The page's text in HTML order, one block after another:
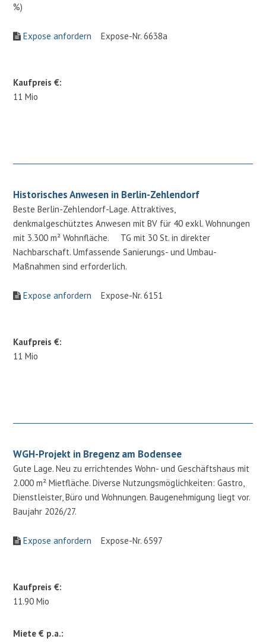
%)
Expose anfordern Expose-Nr. 6638a
Kaufpreis €:
11 Mio
Historisches Anwesen in Berlin-Zehlendorf
Beste Berlin-Zehlendorf-Lage. Attraktives,
denkmalgeschütztes Anwesen mit BV für 40 exkl. Wohnungen
mit 3.300 m² Wohnfläche. TG mit 30 St. in direkter
Nachbarschaft. Umfassende Sanierungs- und Umbau-
Maßnahmen sind erforderlich.
Expose anfordern Expose-Nr. 6151
Kaufpreis €:
11 Mio
WGH-Projekt in Bregenz am Bodensee
Gute Lage. Neu zu errichtendes Wohn- und Geschäftshaus mit
2.000 m² Mietfläche. Diverse Nutzungsmöglichkeiten: Gastro,
Dienstleister, Büro und Wohnungen. Baugenehmigung liegt vor.
Baujahr 2026/27.
Expose anfordern Expose-Nr. 6597
Kaufpreis €:
11.90 Mio
Miete € p.a.: